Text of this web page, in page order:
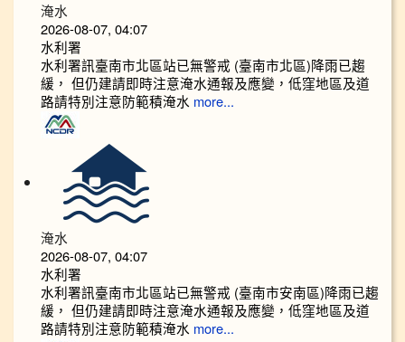
淹水
2026-08-07, 04:07
水利署
水利署訊臺南市北區站已無警戒 (臺南市北區)降雨已趨
緩， 但仍建請即時注意淹水通報及應變，低窪地區及道
路請特別注意防範積淹水 more...
淹水
2026-08-07, 04:07
水利署
水利署訊臺南市北區站已無警戒 (臺南市安南區)降雨已趨
緩， 但仍建請即時注意淹水通報及應變，低窪地區及道
路請特別注意防範積淹水 more...